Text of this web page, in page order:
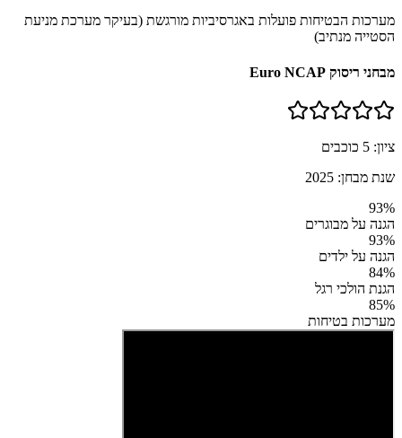
מערכות הבטיחות פועלות באגרסיביות מורגשת (בעיקר מערכת מניעת
הסטייה מנתיב)
מבחני ריסוק Euro NCAP
ציון: 5 כוכבים
שנת מבחן: 2025
93%
הגנה על מבוגרים
93%
הגנה על ילדים
84%
הגנת הולכי רגל
85%
מערכות בטיחות